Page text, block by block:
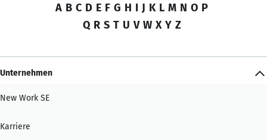
A B C D E F G H I J K L M N O P
Q R S T U V W X Y Z
Unternehmen
New Work SE
Karriere